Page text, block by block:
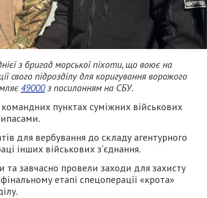
з бригад морської піхоти, що воює на
свого підрозділу для коригування ворожого
49000з посиланням на СБУ.
пунктах суміжних військових
для вербування до складу агентурного
інших військових з’єднання.
завчасно провели заходи для захисту
етапі спецоперації «крота»